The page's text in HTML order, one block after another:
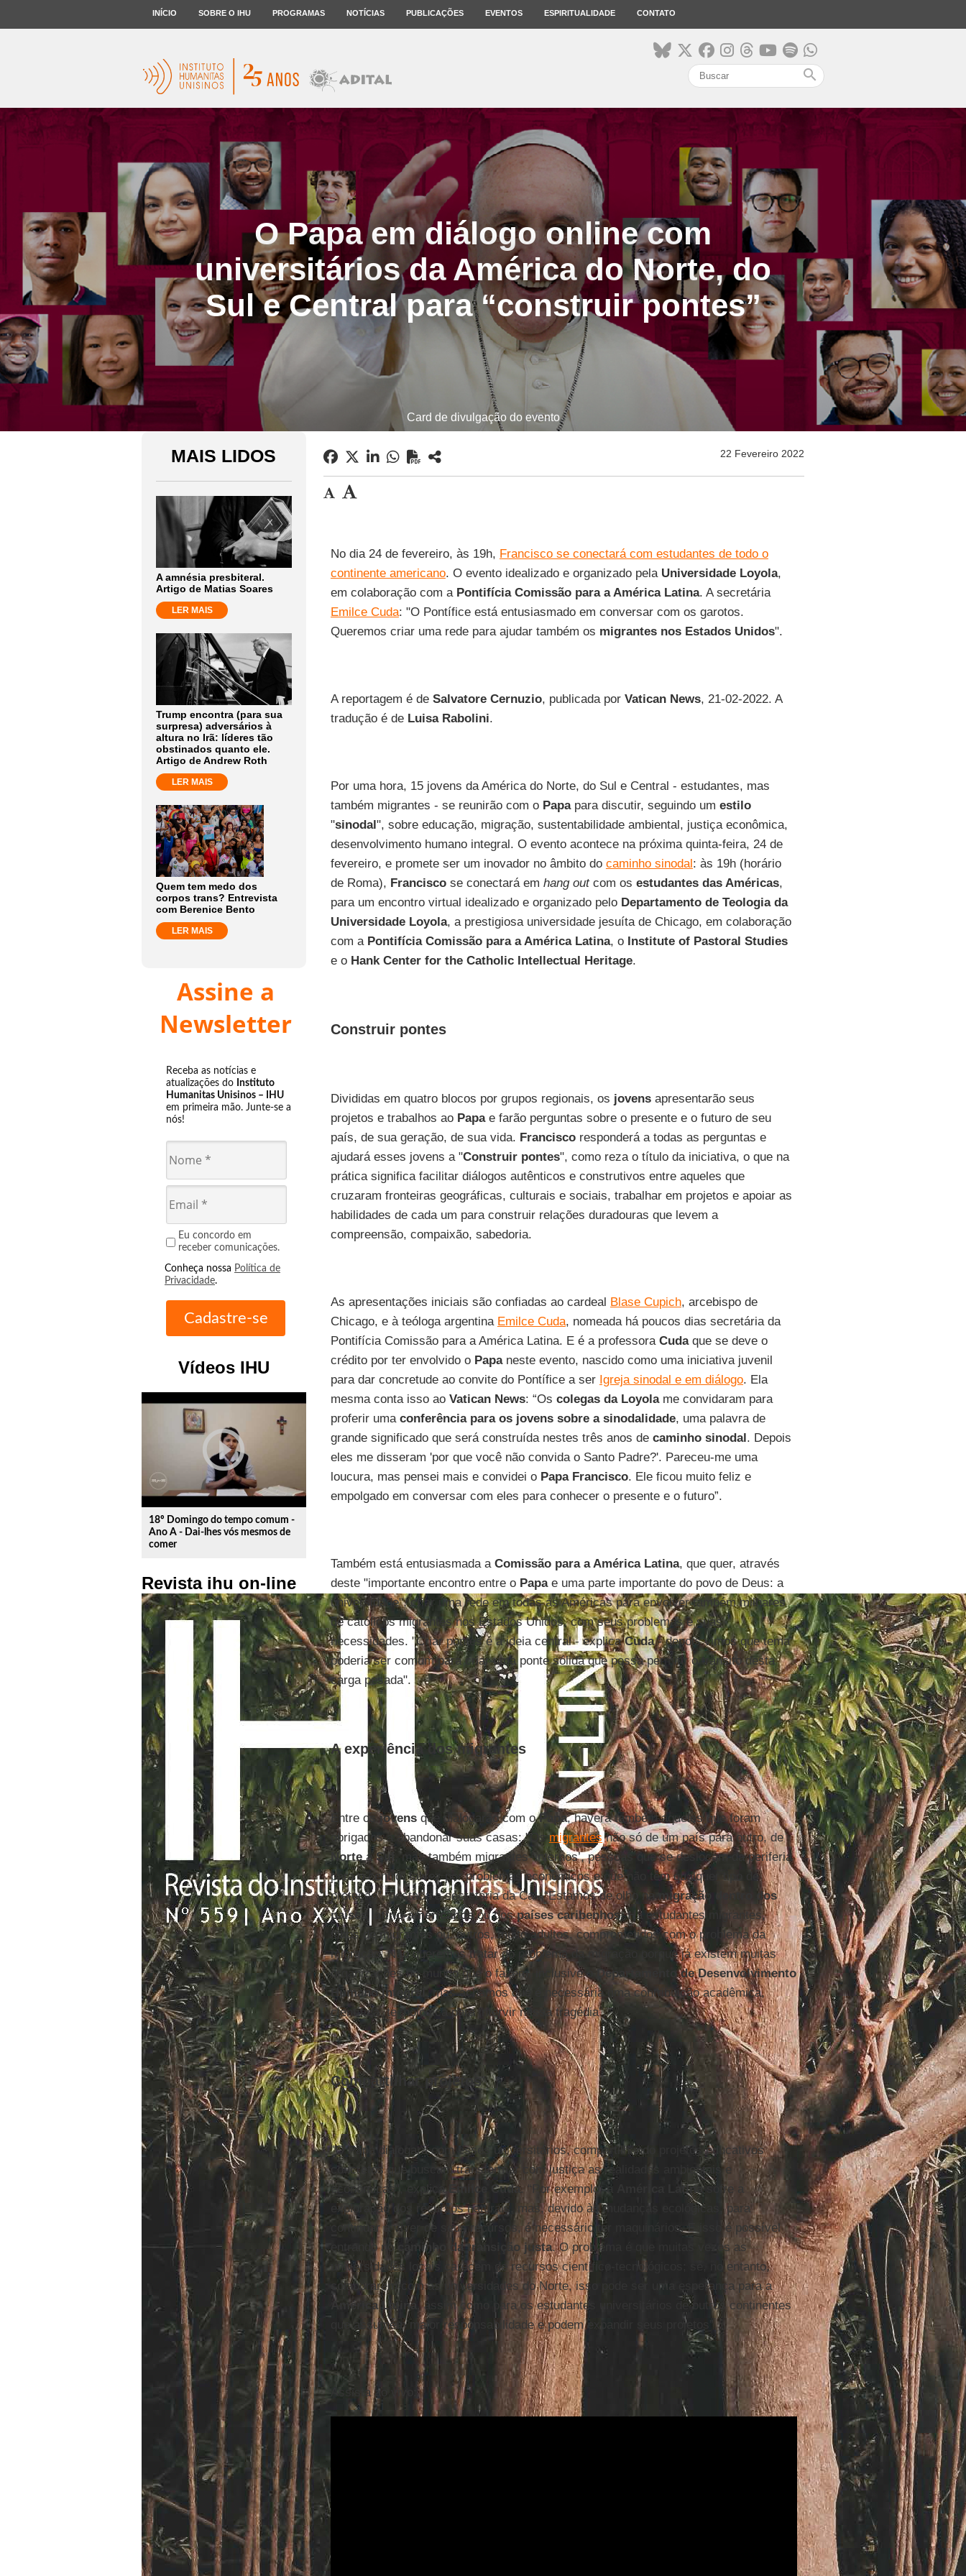
INÍCIO SOBRE O IHU PROGRAMAS NOTÍCIAS PUBLICAÇÕES EVENTOS ESPIRITUALIDADE CONTATO
search
O Papa em diálogo online com
universitários da América do Norte, do
Sul e Central para “construir pontes”
Card de divulgação do evento
MAIS LIDOS
A amnésia presbiteral.
Artigo de Matias Soares
LER MAIS
Trump encontra (para sua
surpresa) adversários à
altura no Irã: líderes tão
obstinados quanto ele.
Artigo de Andrew Roth
LER MAIS
Quem tem medo dos
corpos trans? Entrevista
com Berenice Bento
LER MAIS
Assine a
Newsletter
Receba as notícias e
atualizações do Instituto
Humanitas Unisinos – IHU
em primeira mão. Junte-se a
nós!
Eu concordo em
receber comunicações.
Conheça nossa Política de
Privacidade.
Vídeos IHU
play_circle_outline
18º Domingo do tempo comum -
Ano A - Dai-lhes vós mesmos de
comer
Revista ihu on-line
22 Fevereiro 2022
No dia 24 de fevereiro, às 19h, Francisco se conectará com estudantes de todo o
continente americano. O evento idealizado e organizado pela Universidade Loyola,
em colaboração com a Pontifícia Comissão para a América Latina. A secretária
Emilce Cuda: "O Pontífice está entusiasmado em conversar com os garotos.
Queremos criar uma rede para ajudar também os migrantes nos Estados Unidos".
A reportagem é de Salvatore Cernuzio, publicada por Vatican News, 21-02-2022. A
tradução é de Luisa Rabolini.
Por uma hora, 15 jovens da América do Norte, do Sul e Central - estudantes, mas
também migrantes - se reunirão com o Papapara discutir, seguindo um estilo
"sinodal", sobre educação, migração, sustentabilidade ambiental, justiça econômica,
desenvolvimento humano integral. O evento acontece na próxima quinta-feira, 24 de
fevereiro, e promete ser um inovador no âmbito do caminho sinodal: às 19h (horário
de Roma), Franciscose conectará em hang outcom os estudantes das Américas,
para um encontro virtual idealizado e organizado peloDepartamento de Teologia da
Universidade Loyola, a prestigiosa universidade jesuíta de Chicago, em colaboração
com a Pontifícia Comissão para a América Latina, o Institute of Pastoral Studies
e o Hank Center for the Catholic Intellectual Heritage.
Construir pontes
Divididas em quatro blocos por grupos regionais, os jovensapresentarão seus
projetos e trabalhos ao Papae farão perguntas sobre o presente e o futuro de seu
país, de sua geração, de sua vida. Franciscoresponderá a todas as perguntas e
ajudará esses jovens a "Construir pontes", como reza o título da iniciativa, o que na
prática significa facilitar diálogos autênticos e construtivos entre aqueles que
cruzaram fronteiras geográficas, culturais e sociais, trabalhar em projetos e apoiar as
habilidades de cada um para construir relações duradouras que levem a
compreensão, compaixão, sabedoria.
As apresentações iniciais são confiadas ao cardeal Blase Cupich, arcebispo de
Chicago, e à teóloga argentina Emilce Cuda, nomeada há poucos dias secretária da
Pontifícia Comissão para a América Latina. E é a professora Cudaque se deve o
crédito por ter envolvido o Papaneste evento, nascido como uma iniciativa juvenil
para dar concretude ao convite do Pontífice a ser Igreja sinodal e em diálogo. Ela
mesma conta isso ao Vatican News: “Os colegas da Loyolame convidaram para
proferir uma conferência para os jovens sobre a sinodalidade, uma palavra de
grande significado que será construída nestes três anos de caminho sinodal. Depois
eles me disseram 'por que você não convida o Santo Padre?'. Pareceu-me uma
loucura, mas pensei mais e convidei o Papa Francisco. Ele ficou muito feliz e
empolgado em conversar com eles para conhecer o presente e o futuro”.
Também está entusiasmada aComissão para a América Latina, que quer, através
deste "importante encontro entre o Papae uma parte importante do povo de Deus: a
universidade", criar uma rede em todas as Américas para envolver também milhares
de católicos migrantes nos Estados Unidos, com seus problemas e suas
necessidades. "Criar pontes é a ideia central - explicaCuda- depois vimos que tema
poderia ser comum para criar uma ponte sólida que possa permitir o trânsito desta
carga pesada".
A experiência dos migrantes
Entre osjovensque dialogarão com oPapa, haverá também aqueles que foram
obrigados a abandonar suas casas: "Osmigrantesnão só de um país para outro, de
NorteaSul , mas também migrantes ‘internos’, pessoas que se deslocam da periferia
para o centro, talvez por problemas econômicos e que não têm qualquer tipo de
proteção”, destaca a secretária da Cal. “Estamos de olho namigração dentro dos
países latino-americanosou dospaíses caribenhos. Há estudantes migrantes,
filhos de migrantes ou, outros, muito adultos, comprometidos com o problema da
migração. Não queremos tratar do problema da migração porque já existem muitas
organizações no mundo que o fazem, inclusive o
Departamento de Desenvolvimento
Humano Integral , mas achamos que é necessária uma contribuição acadêmica,
científica, tecnológica para intervir nessa tragédia”.
Compartilhar projetos
"O Papa dialogará com esses universitários, compartilhando projetos educativos
concretos que buscam transformar com justiça as realidades ambientais e
econômicas", explica Emilce Cuda. “Por exemplo, a América Latinasofre a
exploração dos recursos naturais, mas, devido às mudanças ecológicas, para
continuar a viver de seus recursos, é necessário ter maquinários. E isso é possível
entrando no caminho da transição justa. O problema é que muitas vezes as
universidades locais carecem de recursos científico-tecnológicos; se, no entanto,
colaborarem com as universidades do Norte, isso pode ser uma esperança para a
América Latina , assim como para os estudantes universitários de outros continentes
que assumem maior responsabilidade e podem expandir seus projetos”.
Assista ao vivo: